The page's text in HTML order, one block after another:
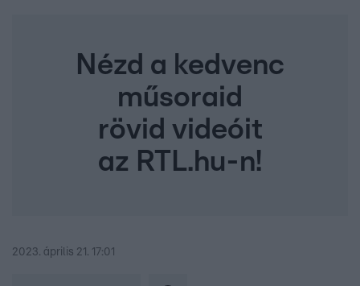
Nézd a kedvenc
műsoraid
rövid videóit
az RTL.hu-n!
2023. április 21. 17:01